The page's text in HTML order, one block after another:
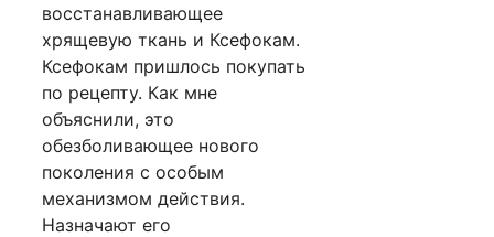
восстанавливающее
хрящевую ткань и Ксефокам.
Ксефокам пришлось покупать
по рецепту. Как мне
объяснили, это
обезболивающее нового
поколения с особым
механизмом действия.
Назначают его